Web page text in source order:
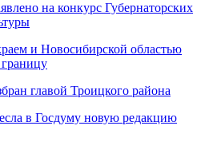
на конкурс Губернаторских
и Новосибирской областью
главой Троицкого района
в Госдуму новую редакцию